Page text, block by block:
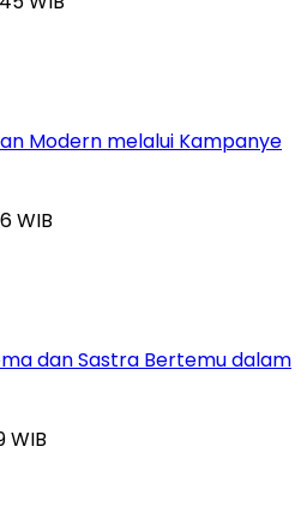
Modern melalui Kampanye
WIB
dan Sastra Bertemu dalam
WIB